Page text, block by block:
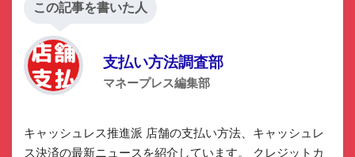
この記事を書いた人
支払い方法調査部
マネープレス編集部
キャッシュレス推進派 店舗の支払い方法、キャッシュレ
ス決済の最新ニュースを紹介しています。 クレジットカ